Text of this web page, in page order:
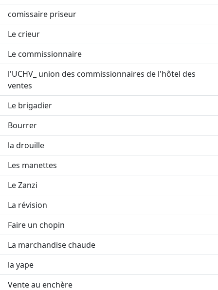
comissaire priseur
Le crieur
Le commissionnaire
l'UCHV_ union des commissionnaires de l'hôtel des
ventes
Le brigadier
Bourrer
la drouille
Les manettes
Le Zanzi
La révision
Faire un chopin
La marchandise chaude
la yape
Vente au enchère